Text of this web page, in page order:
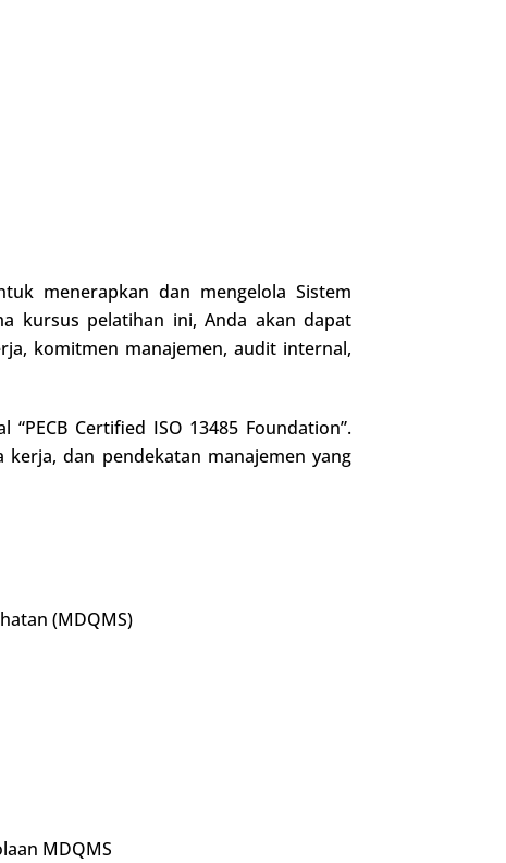
menerapkan dan mengelola Sistem
kursus pelatihan ini, Anda akan dapat
komitmen manajemen, audit internal,
Certified ISO 13485 Foundation”.
dan pendekatan manajemen yang
(MDQMS)
MDQMS